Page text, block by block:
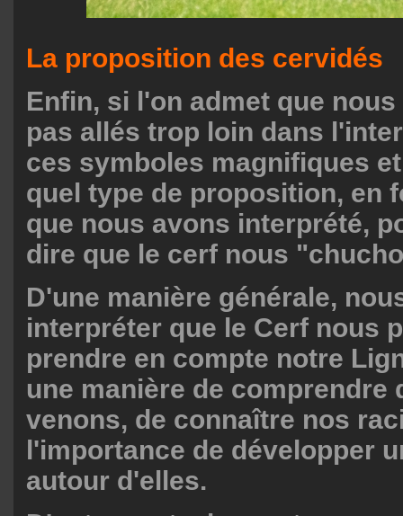
La proposition des cervidés
Enfin, si l'on admet que
pas allés trop loin dans
ces symboles magnifiques
quel type de proposition, en
que nous avons interprété,
dire que le cerf nous
D'une manière générale,
interpréter que le Cerf nous
prendre en compte notre
une manière de comprendre
venons, de connaître nos
l'importance de développer
autour d'elles.